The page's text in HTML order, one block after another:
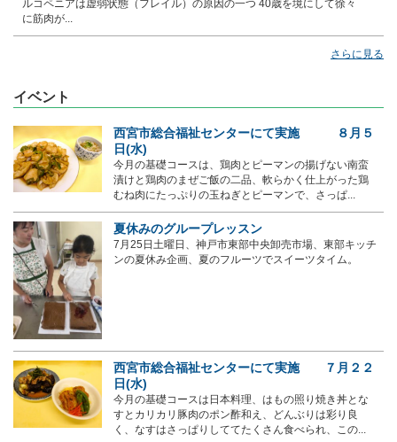
ルコペニアは虚弱状態（フレイル）の原因の一つ 40歳を境にして徐々
に筋肉が...
さらに見る
イベント
西宮市総合福祉センターにて実施 ８月５
日(水)
今月の基礎コースは、鶏肉とピーマンの揚げない南蛮
漬けと鶏肉のまぜご飯の二品、軟らかく仕上がった鶏
むね肉にたっぷりの玉ねぎとピーマンで、さっぱ...
夏休みのグループレッスン
7月25日土曜日、神戸市東部中央卸売市場、東部キッチ
ンの夏休み企画、夏のフルーツでスイーツタイム。
西宮市総合福祉センターにて実施 ７月２２
日(水)
今月の基礎コースは日本料理、はもの照り焼き丼とな
すとカリカリ豚肉のポン酢和え、どんぶりは彩り良
く、なすはさっぱりしててたくさん食べられ、この...